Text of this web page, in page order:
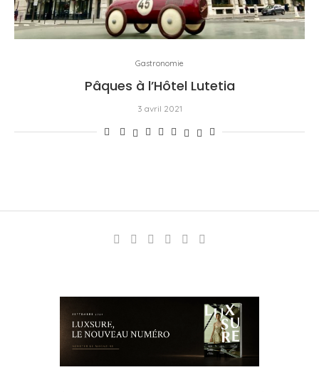
Gastronomie
Pâques à l’Hôtel Lutetia
3 avril 2021